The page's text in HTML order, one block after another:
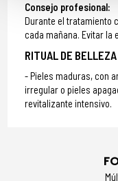
Consejo profesional:
Durante el tratamiento
cada mañana. Evitar
RITUAL DE
Pieles maduras, con
irregular o pieles
revitalizante intensivo.